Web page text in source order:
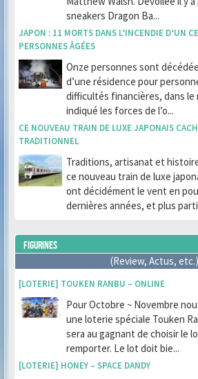
sneakers Dragon Ba...
JAPON : 11 MORTS DANS L’INCENDIE D’UN
PERSONNES ÂGÉES
Onze personnes sont
d’une résidence pour
difficultés financières, dans le
indiqué les forces de l’o...
CE NOUVEAU TRAIN DE LUXE JAPONAIS
TRADITIONNEL
Traditions, artisanat et
ce nouveau train de luxe
ont décidément le vent en
dernières années, et plus
FIGURINES
(Review, Actus, etc.)
[LOTERIE] TOUKEN RANBU – ONLINE
Pour Octobre ~ Novembre
une loterie spéciale Touken
sera au gagnant de choisir le
remporter. Le lot doit bie...
[LOTERIE] HONEY – SPACE DANDY